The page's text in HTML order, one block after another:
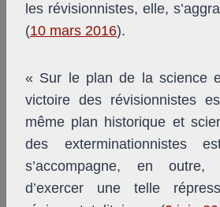
les révisionnistes, elle,
(10 mars 2016).
« Sur le plan de la science
victoire des révisionnistes
même plan historique et
des exterminationnistes
s’accompagne, en outre,
d’exercer une telle